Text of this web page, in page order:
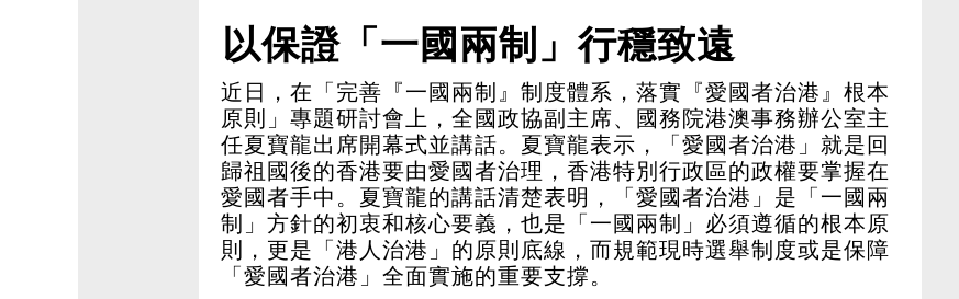
以保證「一國兩制」行穩致遠
近日，在「完善『一國兩制』制度體系，落實『愛國者治港』根本
原則」專題研討會上，全國政協副主席、國務院港澳事務辦公室主
任夏寶龍出席開幕式並講話。夏寶龍表示，「愛國者治港」就是回
歸祖國後的香港要由愛國者治理，香港特別行政區的政權要掌握在
愛國者手中。夏寶龍的講話清楚表明，「愛國者治港」是「一國兩
制」方針的初衷和核心要義，也是「一國兩制」必須遵循的根本原
則，更是「港人治港」的原則底線，而規範現時選舉制度或是保障
「愛國者治港」全面實施的重要支撐。